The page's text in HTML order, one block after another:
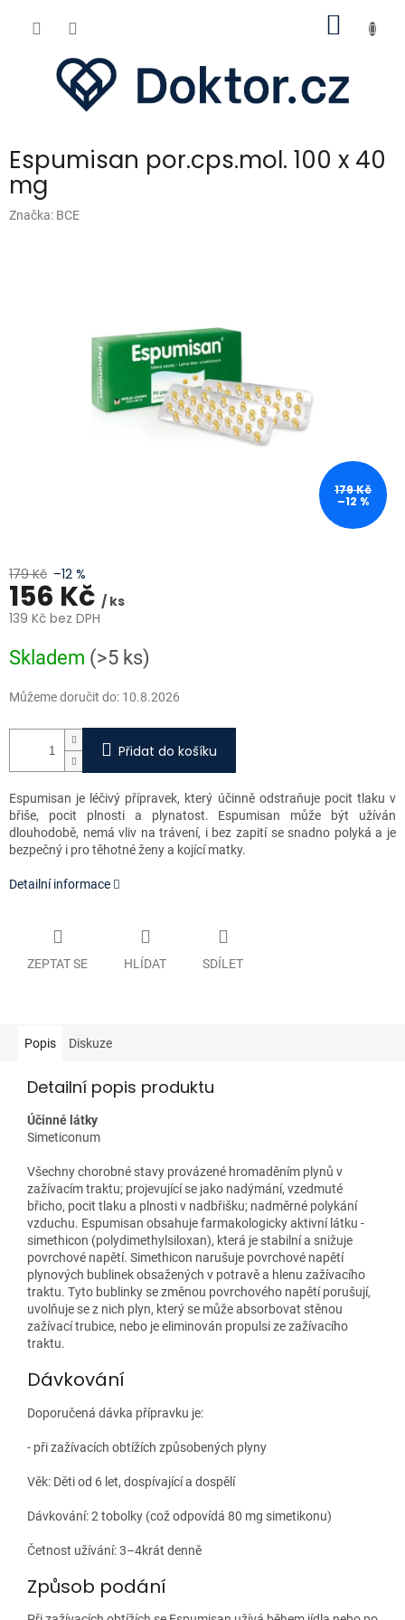
Espumisan por.cps.mol. 100 x 40
mg
Značka: BCE
179 Kč
–12 %
179 Kč –12 %
156 Kč / ks
139 Kč bez DPH
cena:
Skladem (>5 ks)
Můžeme doručit do: 10.8.2026
Přidat do košíku
Espumisan je léčivý přípravek, který účinně odstraňuje pocit tlaku v
břiše, pocit plnosti a plynatost. Espumisan může být užíván
dlouhodobě, nemá vliv na trávení, i bez zapití se snadno polyká a je
bezpečný i pro těhotné ženy a kojící matky.
Detailní informace
ZEPTAT SE HLÍDAT SDÍLET
Popis Diskuze
Detailní popis produktu
Účinné látky
Simeticonum
Všechny chorobné stavy provázené hromaděním plynů v
zažívacím traktu; projevující se jako nadýmání, vzedmuté
břicho, pocit tlaku a plnosti v nadbřišku; nadměrné polykání
vzduchu. Espumisan obsahuje farmakologicky aktivní látku -
simethicon (polydimethylsiloxan), která je stabilní a snižuje
povrchové napětí. Simethicon narušuje povrchové napětí
plynových bublinek obsažených v potravě a hlenu zažívacího
traktu. Tyto bublinky se změnou povrchového napětí porušují,
uvolňuje se z nich plyn, který se může absorbovat stěnou
zažívací trubice, nebo je eliminován propulsi ze zažívacího
traktu.
Dávkování
Doporučená dávka přípravku je:
- při zažívacích obtížích způsobených plyny
Věk: Děti od 6 let, dospívající a dospělí
Dávkování: 2 tobolky (což odpovídá 80 mg simetikonu)
Četnost užívání: 3–4krát denně
Způsob podání